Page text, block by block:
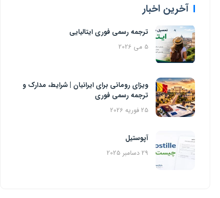
آخرین اخبار
ترجمه رسمی فوری ایتالیایی
5 می 2026
ویزای رومانی برای ایرانیان | شرایط، مدارک و
ترجمه رسمی فوری
25 فوریه 2026
آپوستیل
29 دسامبر 2025